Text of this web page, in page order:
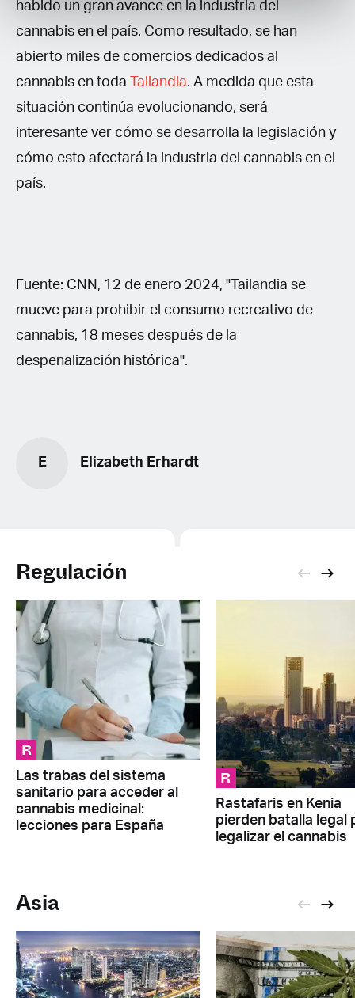
habido un gran avance en la industria del
cannabis en el país. Como resultado, se han
abierto miles de comercios dedicados al
cannabis en toda
Tailandia. A medida que esta
situación continúa evolucionando, será
interesante ver cómo se desarrolla la legislación y
cómo esto afectará la industria del cannabis en el
país.
Fuente: CNN, 12 de enero 2024, "Tailandia se
mueve para prohibir el consumo recreativo de
cannabis, 18 meses después de la
despenalización histórica".
E Elizabeth Erhardt
Regulación
R
Las trabas del sistema
sanitario para acceder al
cannabis medicinal:
lecciones para España
R
Rastafaris en Kenia
pierden batalla legal
legalizar el cannabis
Asia